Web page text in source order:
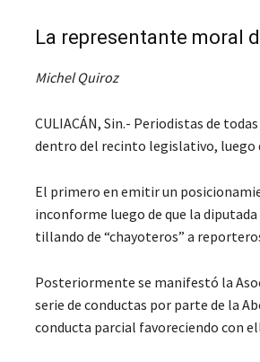
La representante moral
Michel Quiroz
CULIACÁN, Sin.- Periodistas de
dentro del recinto legislativo, luego
El primero en emitir un
inconforme luego de que la
tillando de “chayoteros” a
Posteriormente se manifestó la
serie de conductas por parte de la
conducta parcial favoreciendo con